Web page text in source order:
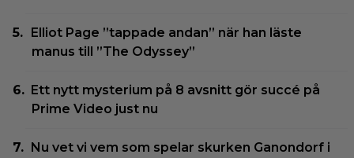
Elliot Page ”tappade andan” när han läste
manus till ”The Odyssey”
Ett nytt mysterium på 8 avsnitt gör succé på
Prime Video just nu
Nu vet vi vem som spelar skurken Ganondorf i